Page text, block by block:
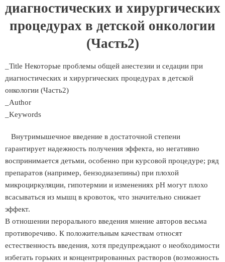
диагностических и хирургических
процедурах в детской онкологии
(Часть2)
_Title Некоторые проблемы общей анестезии и седации при
диагностических и хирургических процедурах в детской
онкологии (Часть2)
_Author
_Keywords
Внутримышечное введение в достаточной степени
гарантирует надежность получения эффекта, но негативно
воспринимается детьми, особенно при курсовой процедуре; ряд
препаратов (например, бензодиазепины) при плохой
микроциркуляции, гипотермии и изменениях рН могут плохо
всасываться из мышц в кровоток, что значительно снижает
эффект.
В отношении перорального введения мнение авторов весьма
противоречиво. К положительным качествам относят
естественность введения, хотя предупреждают о необходимости
избегать горьких и концентрированных растворов (возможность